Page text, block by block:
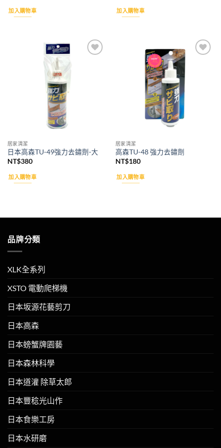
加入購物車
價
格：
加入購物車
居家清潔
日本高森TU-49強力去鏽劑-大
NT$380
加入購物車
居家清潔
高森TU-48 強力去鏽劑
NT$180
加入購物車
品牌分類
XLK全系列
XSTO 電動爬梯機
日本坂源花藝剪刀
日本高森
日本螃蟹牌園藝
日本森林科學
日本道灌 除草太郎
日本豐稔光山作
日本食樂工房
日本水研磨